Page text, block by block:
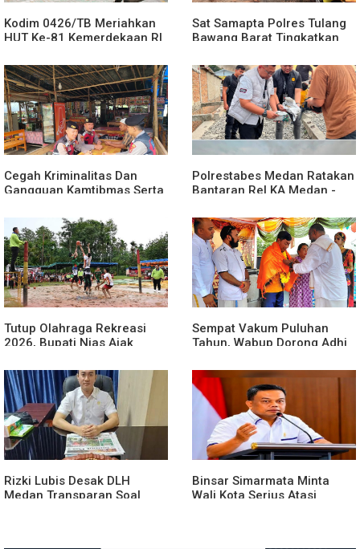
Kodim 0426/TB Meriahkan
HUT Ke-81 Kemerdekaan RI
XXI/Radin Inten dengan
Berbagai Perlombaan
Sat Samapta Polres Tulang
Bawang Barat Tingkatkan
Antisipasi Gangguan
Kamtibmas
Cegah Kriminalitas Dan
Gangguan Kamtibmas Serta
Tulang Bawang Gencarkan
Patroli " Janji Jaga " Di
Wisata Cakat Raya
Polrestabes Medan Ratakan
Bantaran Rel KA Medan -
Sarang Narkoba
Tutup Olahraga Rekreasi
2026, Bupati Nias Ajak
Gaya Hidup
Sempat Vakum Puluhan
Tahun, Wabup Dorong Adhi
Hidup
Rizki Lubis Desak DLH
Medan Transparan Soal
Binsar Simarmata Minta
Wali Kota Serius Atasi